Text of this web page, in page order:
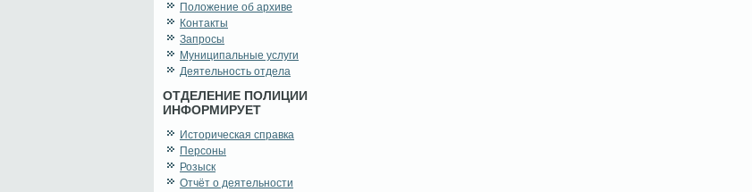
Положение об архиве
Контакты
Запросы
Муниципальные услуги
Деятельность отдела
ОТДЕЛЕНИЕ ПОЛИЦИИ
ИНФОРМИРУЕТ
Историческая справка
Персоны
Розыск
Отчёт о деятельности